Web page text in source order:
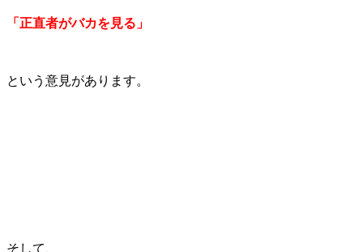
「正直者がバカを見る」
という意見があります。
そして、